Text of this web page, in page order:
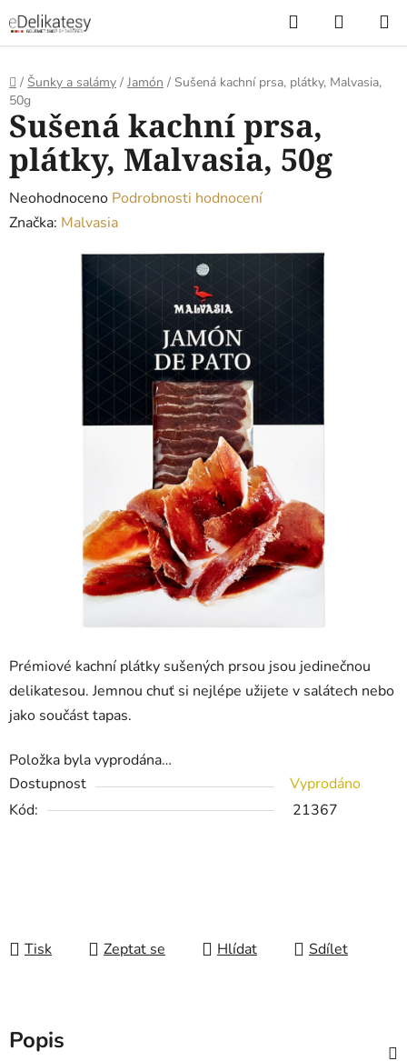
na
obsah
Hledat
KOŠÍK
Domů
/ Šunky a salámy / Jamón / Sušená kachní prsa, plátky, Malvasia,
50g
Prémiové kachní plátky sušených prsou jsou jedinečnou
delikatesou. Jemnou chuť si nejlépe užijete v salátech nebo
jako součást tapas.
Položka byla vyprodána…
Dostupnost
Vyprodáno
Kód:
21367
Tisk Zeptat se Hlídat Sdílet
Sušená kachní prsa,
plátky, Malvasia, 50g
Průměrné
hodnocení
Neohodnoceno Podrobnosti hodnocení
Značka: Malvasia
Popis